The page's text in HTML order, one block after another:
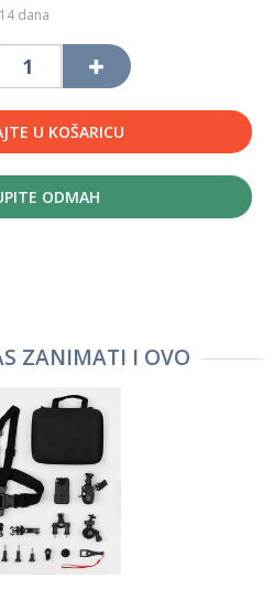
dana
U KOŠARICU
ODMAH
ZANIMATI I OVO